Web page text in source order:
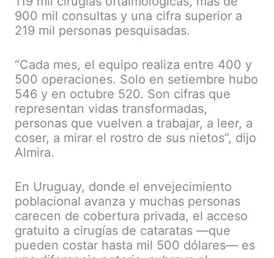
900 mil consultas y una cifra superior a
219 mil personas pesquisadas.
“Cada mes, el equipo realiza entre 400 y
500 operaciones. Solo en setiembre hubo
546 y en octubre 520. Son cifras que
representan vidas transformadas,
personas que vuelven a trabajar, a leer, a
coser, a mirar el rostro de sus nietos”, dijo
Almira.
En Uruguay, donde el envejecimiento
poblacional avanza y muchas personas
carecen de cobertura privada, el acceso
gratuito a cirugías de cataratas —que
pueden costar hasta mil 500 dólares— es